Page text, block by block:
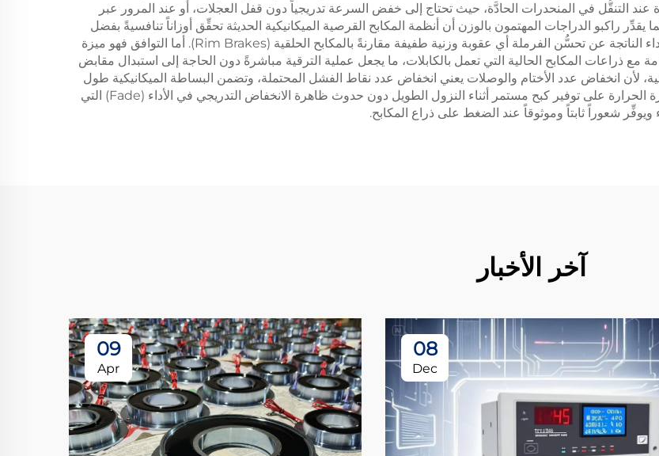
عند التنقُّل في المنحدرات الحادَّة، حيث تحتاج إلى خفض السرعة تدريجياً دون قفل العجلات، أو عند المرور عبر
راكبو الدراجات المهتمون بالوزن أن أنظمة المكابح القرصية الميكانيكية الحديثة تحقِّق أوزاناً تنافسيةً بفضل
استخدام مواد متقدمة وتصاميم مبسَّطة. وغالباً ما تفوق مكاسب الأداء الناتجة عن تحسُّن الفرملة أي عقوبة وزنية طفيفة مقارنةً بالمكابح الحلقية (Rim Brakes). أما التوافق فهو ميزة
مع ذراعات المكابح الحالية التي تعمل بالكابلات، ما يجعل عملية الترقية مباشرةً دون الحاجة إلى استبدال مقابض
لأن انخفاض عدد الأختام والوصلات يعني انخفاض عدد نقاط الفشل المحتملة، وتضمن البساطة الميكانيكية طول
العمر حتى في الظروف التشغيلية الصعبة. وتساعد قدراتها على إدارة الحرارة على توفير كبح مستمر أثناء النزول الطويل دون حدوث ظاهرة الانخفاض التدريجي في الأداء (Fade) التي
شعوراً ثابتاً وموثوقاً عند الضغط على ذراع المكابح.
آخر الأخبار
08
Dec
09
Apr